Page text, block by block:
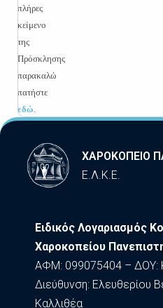
πλήρες
κείμενο
της
Πρόσκλησης
παρακαλώ
πατήστε
εδώ.
ΧΑΡΟΚΟΠΕΙΟ
Ε.Λ.Κ.Ε.
Ειδικός Λογαριασμός
Χαροκοπείου
ΑΦΜ: 099075404 – ΔΟΥ:
Διεύθυνση: Ελευθερίου
Καλλιθέα